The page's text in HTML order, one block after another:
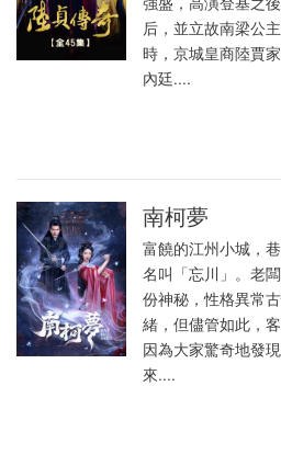
后，並立故南梁公
時，京城皇商陸賈
內廷....
南柯夢
富饒的江州小城，
名叫「忘川」。老
份神秘，性格異常
緒，但儘管如此，
因為大家驚奇地發
來....